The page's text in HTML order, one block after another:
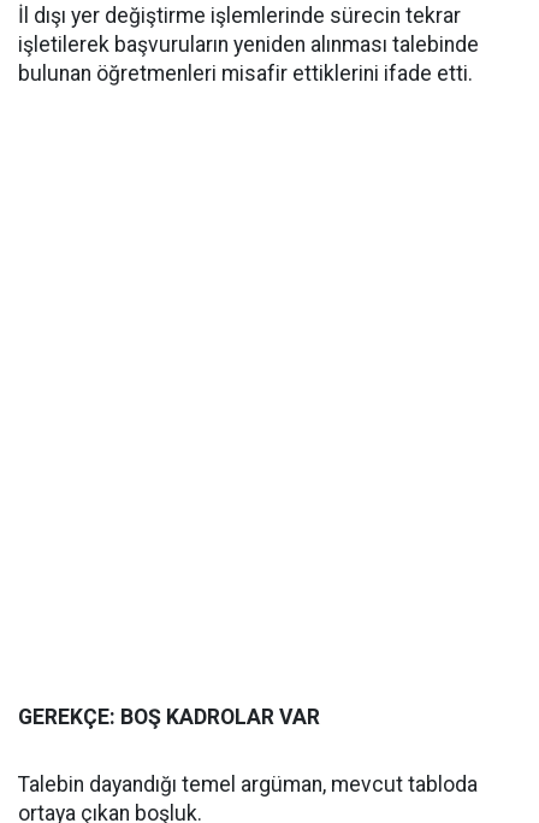
İl dışı yer değiştirme işlemlerinde sürecin tekrar
işletilerek başvuruların yeniden alınması talebinde
bulunan öğretmenleri misafir ettiklerini ifade etti.
GEREKÇE: BOŞ KADROLAR VAR
Talebin dayandığı temel argüman, mevcut tabloda
ortaya çıkan boşluk.